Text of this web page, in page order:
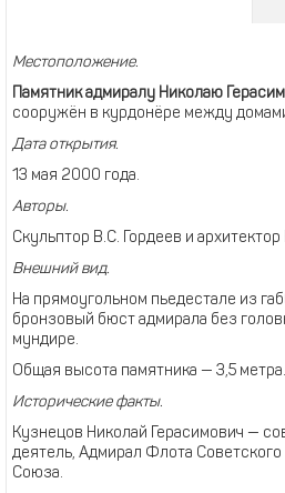
Местоположение.
Памятник адмиралу Николаю
сооружён в курдонёре между
Дата открытия.
13 мая 2000 года.
Авторы.
Скульптор В.С. Гордеев и
Внешний вид.
На прямоугольном пьедестале из
бронзовый бюст адмирала без
мундире.
Общая высота памятника — 3,5 метра.
Исторические факты.
Кузнецов Николай Герасимович —
деятель, Адмирал Флота
Союза.